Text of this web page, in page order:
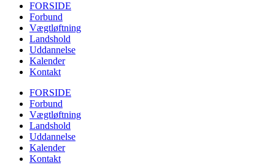
FORSIDE
Forbund
Vægtløftning
Landshold
Uddannelse
Kalender
Kontakt
FORSIDE
Forbund
Vægtløftning
Landshold
Uddannelse
Kalender
Kontakt